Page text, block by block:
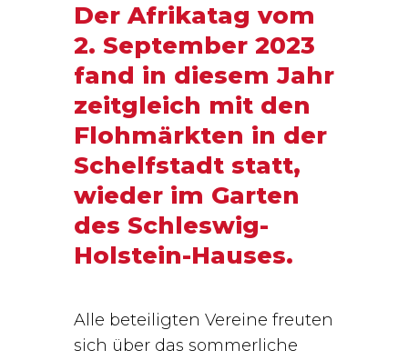
Der Afrikatag vom
2. September 2023
fand in diesem Jahr
zeitgleich mit den
Flohmärkten in der
Schelfstadt statt,
wieder im Garten
des Schleswig-
Holstein-Hauses.
Alle beteiligten Vereine freuten
sich über das sommerliche